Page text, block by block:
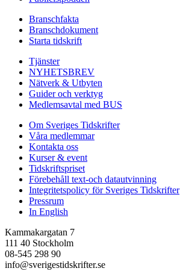
Branschfakta
Branschdokument
Starta tidskrift
Tjänster
NYHETSBREV
Nätverk & Utbyten
Guider och verktyg
Medlemsavtal med BUS
Om Sveriges Tidskrifter
Våra medlemmar
Kontakta oss
Kurser & event
Tidskriftspriset
Förebehåll text-och datautvinning
Integritetspolicy för Sveriges Tidskrifter
Pressrum
In English
Kammakargatan 7
111 40 Stockholm
08-545 298 90
info@sverigestidskrifter.se